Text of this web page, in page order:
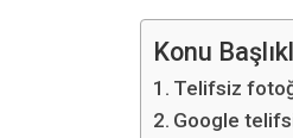
Konu
Telifsiz
Google